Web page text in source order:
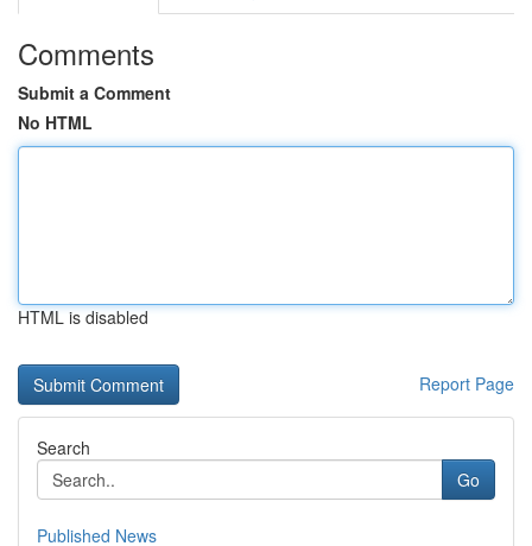
Comments
Submit a Comment
No HTML
HTML is disabled
Report Page
Search
Go
Published News